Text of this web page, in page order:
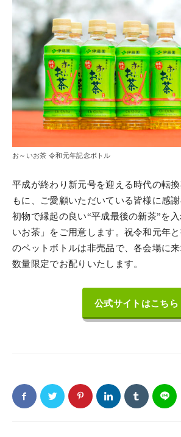
お～いお茶 令和元年記念ボトル
平成が終わり新元号を迎える時代の転
もに、ご愛顧いただいている皆様に感謝
初物で縁起の良い“平成最後の新茶”を
いお茶」をご用意します。祝令和元年
のペットボトルは非売品で、各会場に
数量限定でお配りいたします。
公式サイトはこちら